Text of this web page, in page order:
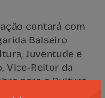
contará com
Balseiro
Juventude e
Vice-Reitor da
para a Cultura,
Aberta, Manuel